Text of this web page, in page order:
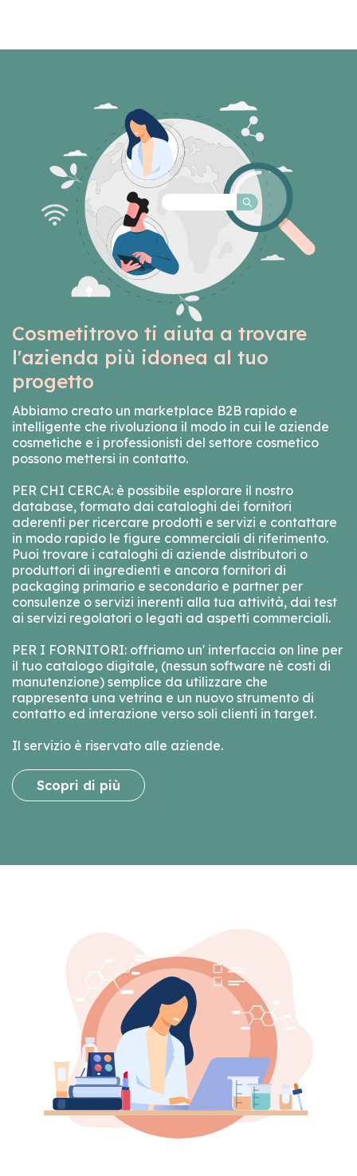
Cosmetitrovo ti aiuta a trovare
l'azienda più idonea al tuo
progetto
Abbiamo creato un marketplace B2B rapido e
intelligente che rivoluziona il modo in cui le aziende
cosmetiche e i professionisti del settore cosmetico
possono mettersi in contatto.
PER CHI CERCA: è possibile esplorare il nostro
database, formato dai cataloghi dei fornitori
aderenti per ricercare prodotti e servizi e contattare
in modo rapido le figure commerciali di riferimento.
Puoi trovare i cataloghi di aziende distributori o
produttori di ingredienti e ancora fornitori di
packaging primario e secondario e partner per
consulenze o servizi inerenti alla tua attività, dai test
ai servizi regolatori o legati ad aspetti commerciali.
PER I FORNITORI: offriamo un' interfaccia on line per
il tuo catalogo digitale, (nessun software nè costi di
manutenzione) semplice da utilizzare che
rappresenta una vetrina e un nuovo strumento di
contatto ed interazione verso soli clienti in target.
Il servizio è riservato alle aziende.
Scopri di più